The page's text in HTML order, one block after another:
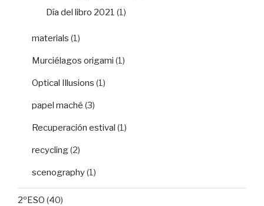
Día del libro 2021 (1)
materials (1)
Murciélagos origami (1)
Optical Illusions (1)
papel maché (3)
Recuperación estival (1)
recycling(2)
scenography(1)
2ºESO (40)